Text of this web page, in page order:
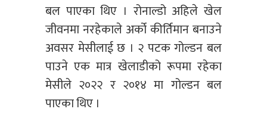
बल पाएका थिए । रोनाल्डो अहिले खेल
जीवनमा नरहेकाले अर्को कीर्तिमान बनाउने
अवसर मेसीलाई छ । २ पटक गोल्डन बल
पाउने एक मात्र खेलाडीको रूपमा रहेका
मेसीले २०२२ र २०१४ मा गोल्डन बल
पाएका थिए ।